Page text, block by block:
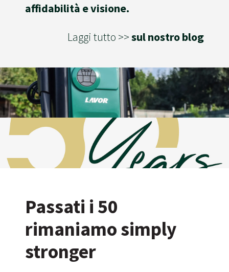
affidabilità e visione.
Laggi tutto >>sul nostro blog
Passati i 50
rimaniamo simply
stronger